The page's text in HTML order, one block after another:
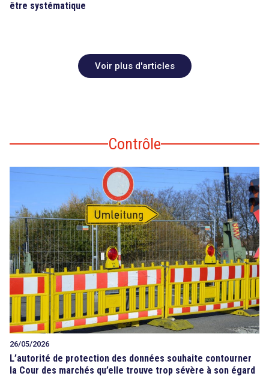
être systématique
Voir plus d'articles
Contrôle
26/05/2026
L’autorité de protection des données souhaite contourner
la Cour des marchés qu’elle trouve trop sévère à son égard